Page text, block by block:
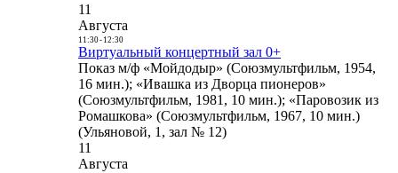
11
Августа
11:30- 12:30
Виртуальный концертный зал 0+
Показ м/ф «Мойдодыр» (Союзмультфильм, 1954,
16 мин.); «Ивашка из Дворца пионеров»
(Союзмультфильм, 1981, 10 мин.); «Паровозик из
Ромашкова» (Союзмультфильм, 1967, 10 мин.)
(Ульяновой, 1, зал № 12)
11
Августа